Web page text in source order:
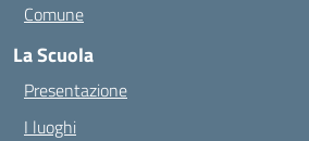
Comune
La Scuola
Presentazione
I luoghi